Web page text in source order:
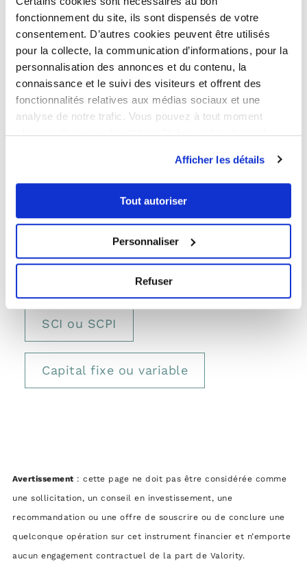
fonctionnement du site, ils sont dispensés de votre
consentement. D’autres cookies peuvent être utilisés
pour la collecte, la communication d’informations, pour la
personnalisation des annonces et du contenu, la
connaissance et le suivi des visiteurs et offrent des
fonctionnalités relatives aux médias sociaux et une
analyse de notre trafic. Vous pouvez à tout moment
changer d’avis en cliquant sur l’icône en bas à gauche.
Afficher les détails
Tout autoriser
Personnaliser
Refuser
Créer une SCPI
Baisse prix SCPI
SCPI usufruit Divorce & SCPI
SCPI à crédit
SCPI micro foncier
SCPI de plus-value
SCI ou SCPI
Capital fixe ou variable
Avertissement : cette page ne doit pas être considérée comme
une sollicitation, un conseil en investissement, une
recommandation ou une offre de souscrire ou de conclure une
quelconque opération sur cet instrument financier et n’emporte
aucun engagement contractuel de la part de Valority.